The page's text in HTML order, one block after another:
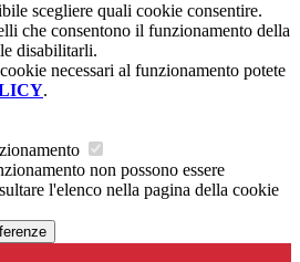
scegliere quali cookie consentire.
che consentono il funzionamento della
disabilitarli.
necessari al funzionamento potete
.
non possono essere
l'elenco nella pagina della cookie